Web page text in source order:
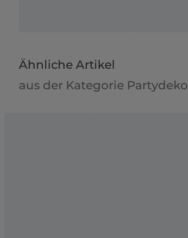
Ähnliche Artikel
aus der Kategorie Partydeko